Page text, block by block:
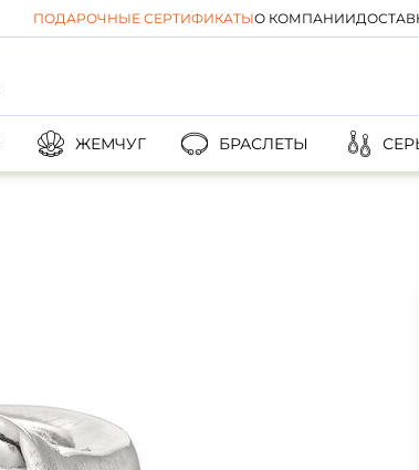
ПОДАРОЧНЫЕ СЕРТИФИКАТЫО КОМПАНИИ
ЖЕМЧУГ БРАСЛЕТЫ